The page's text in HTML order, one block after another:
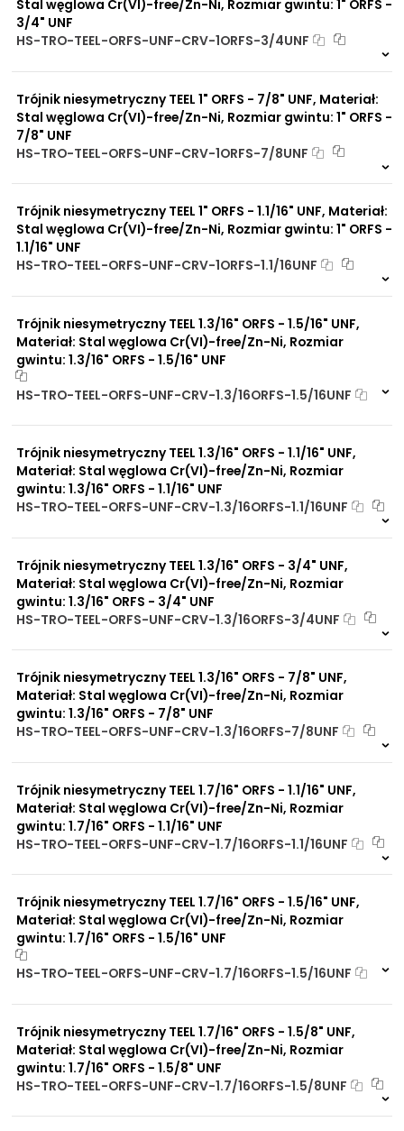
Stal węglowa Cr(VI)-free/Zn-Ni, Rozmiar gwintu: 1" ORFS -
3/4" UNF
HS-TRO-TEEL-ORFS-UNF-CRV-1ORFS-3/4UNF
Trójnik niesymetryczny TEEL 1" ORFS - 7/8" UNF, Materiał:
Stal węglowa Cr(VI)-free/Zn-Ni, Rozmiar gwintu: 1" ORFS -
7/8" UNF
HS-TRO-TEEL-ORFS-UNF-CRV-1ORFS-7/8UNF
Trójnik niesymetryczny TEEL 1" ORFS - 1.1/16" UNF, Materiał:
Stal węglowa Cr(VI)-free/Zn-Ni, Rozmiar gwintu: 1" ORFS -
1.1/16" UNF
HS-TRO-TEEL-ORFS-UNF-CRV-1ORFS-1.1/16UNF
Trójnik niesymetryczny TEEL 1.3/16" ORFS - 1.5/16" UNF,
Materiał: Stal węglowa Cr(VI)-free/Zn-Ni, Rozmiar
gwintu: 1.3/16" ORFS - 1.5/16" UNF
HS-TRO-TEEL-ORFS-UNF-CRV-1.3/16ORFS-1.5/16UNF
Trójnik niesymetryczny TEEL 1.3/16" ORFS - 1.1/16" UNF,
Materiał: Stal węglowa Cr(VI)-free/Zn-Ni, Rozmiar
gwintu: 1.3/16" ORFS - 1.1/16" UNF
HS-TRO-TEEL-ORFS-UNF-CRV-1.3/16ORFS-1.1/16UNF
Trójnik niesymetryczny TEEL 1.3/16" ORFS - 3/4" UNF,
Materiał: Stal węglowa Cr(VI)-free/Zn-Ni, Rozmiar
gwintu: 1.3/16" ORFS - 3/4" UNF
HS-TRO-TEEL-ORFS-UNF-CRV-1.3/16ORFS-3/4UNF
Trójnik niesymetryczny TEEL 1.3/16" ORFS - 7/8" UNF,
Materiał: Stal węglowa Cr(VI)-free/Zn-Ni, Rozmiar
gwintu: 1.3/16" ORFS - 7/8" UNF
HS-TRO-TEEL-ORFS-UNF-CRV-1.3/16ORFS-7/8UNF
Trójnik niesymetryczny TEEL 1.7/16" ORFS - 1.1/16" UNF,
Materiał: Stal węglowa Cr(VI)-free/Zn-Ni, Rozmiar
gwintu: 1.7/16" ORFS - 1.1/16" UNF
HS-TRO-TEEL-ORFS-UNF-CRV-1.7/16ORFS-1.1/16UNF
Trójnik niesymetryczny TEEL 1.7/16" ORFS - 1.5/16" UNF,
Materiał: Stal węglowa Cr(VI)-free/Zn-Ni, Rozmiar
gwintu: 1.7/16" ORFS - 1.5/16" UNF
HS-TRO-TEEL-ORFS-UNF-CRV-1.7/16ORFS-1.5/16UNF
Trójnik niesymetryczny TEEL 1.7/16" ORFS - 1.5/8" UNF,
Materiał: Stal węglowa Cr(VI)-free/Zn-Ni, Rozmiar
gwintu: 1.7/16" ORFS - 1.5/8" UNF
HS-TRO-TEEL-ORFS-UNF-CRV-1.7/16ORFS-1.5/8UNF